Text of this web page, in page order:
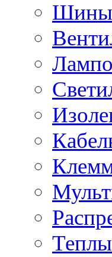
Шины.